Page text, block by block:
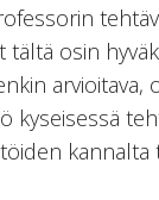
osin
arvioitava,
kyseisessä